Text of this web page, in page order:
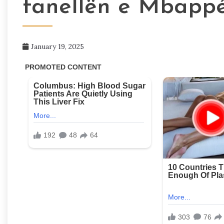
fanellën e
January 19, 2025